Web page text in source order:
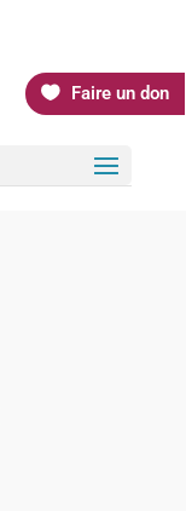
Faire un don